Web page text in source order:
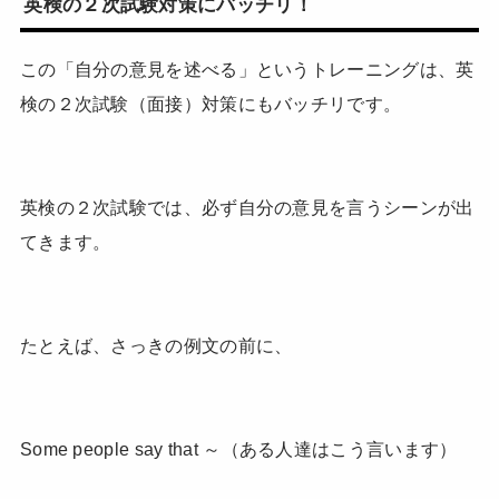
この「自分の意見を述べる」というトレーニングは、英
検の２次試験（面接）対策にもバッチリです。
英検の２次試験では、必ず自分の意見を言うシーンが出
てきます。
たとえば、さっきの例文の前に、
Some people say that ～（ある人達はこう言います）